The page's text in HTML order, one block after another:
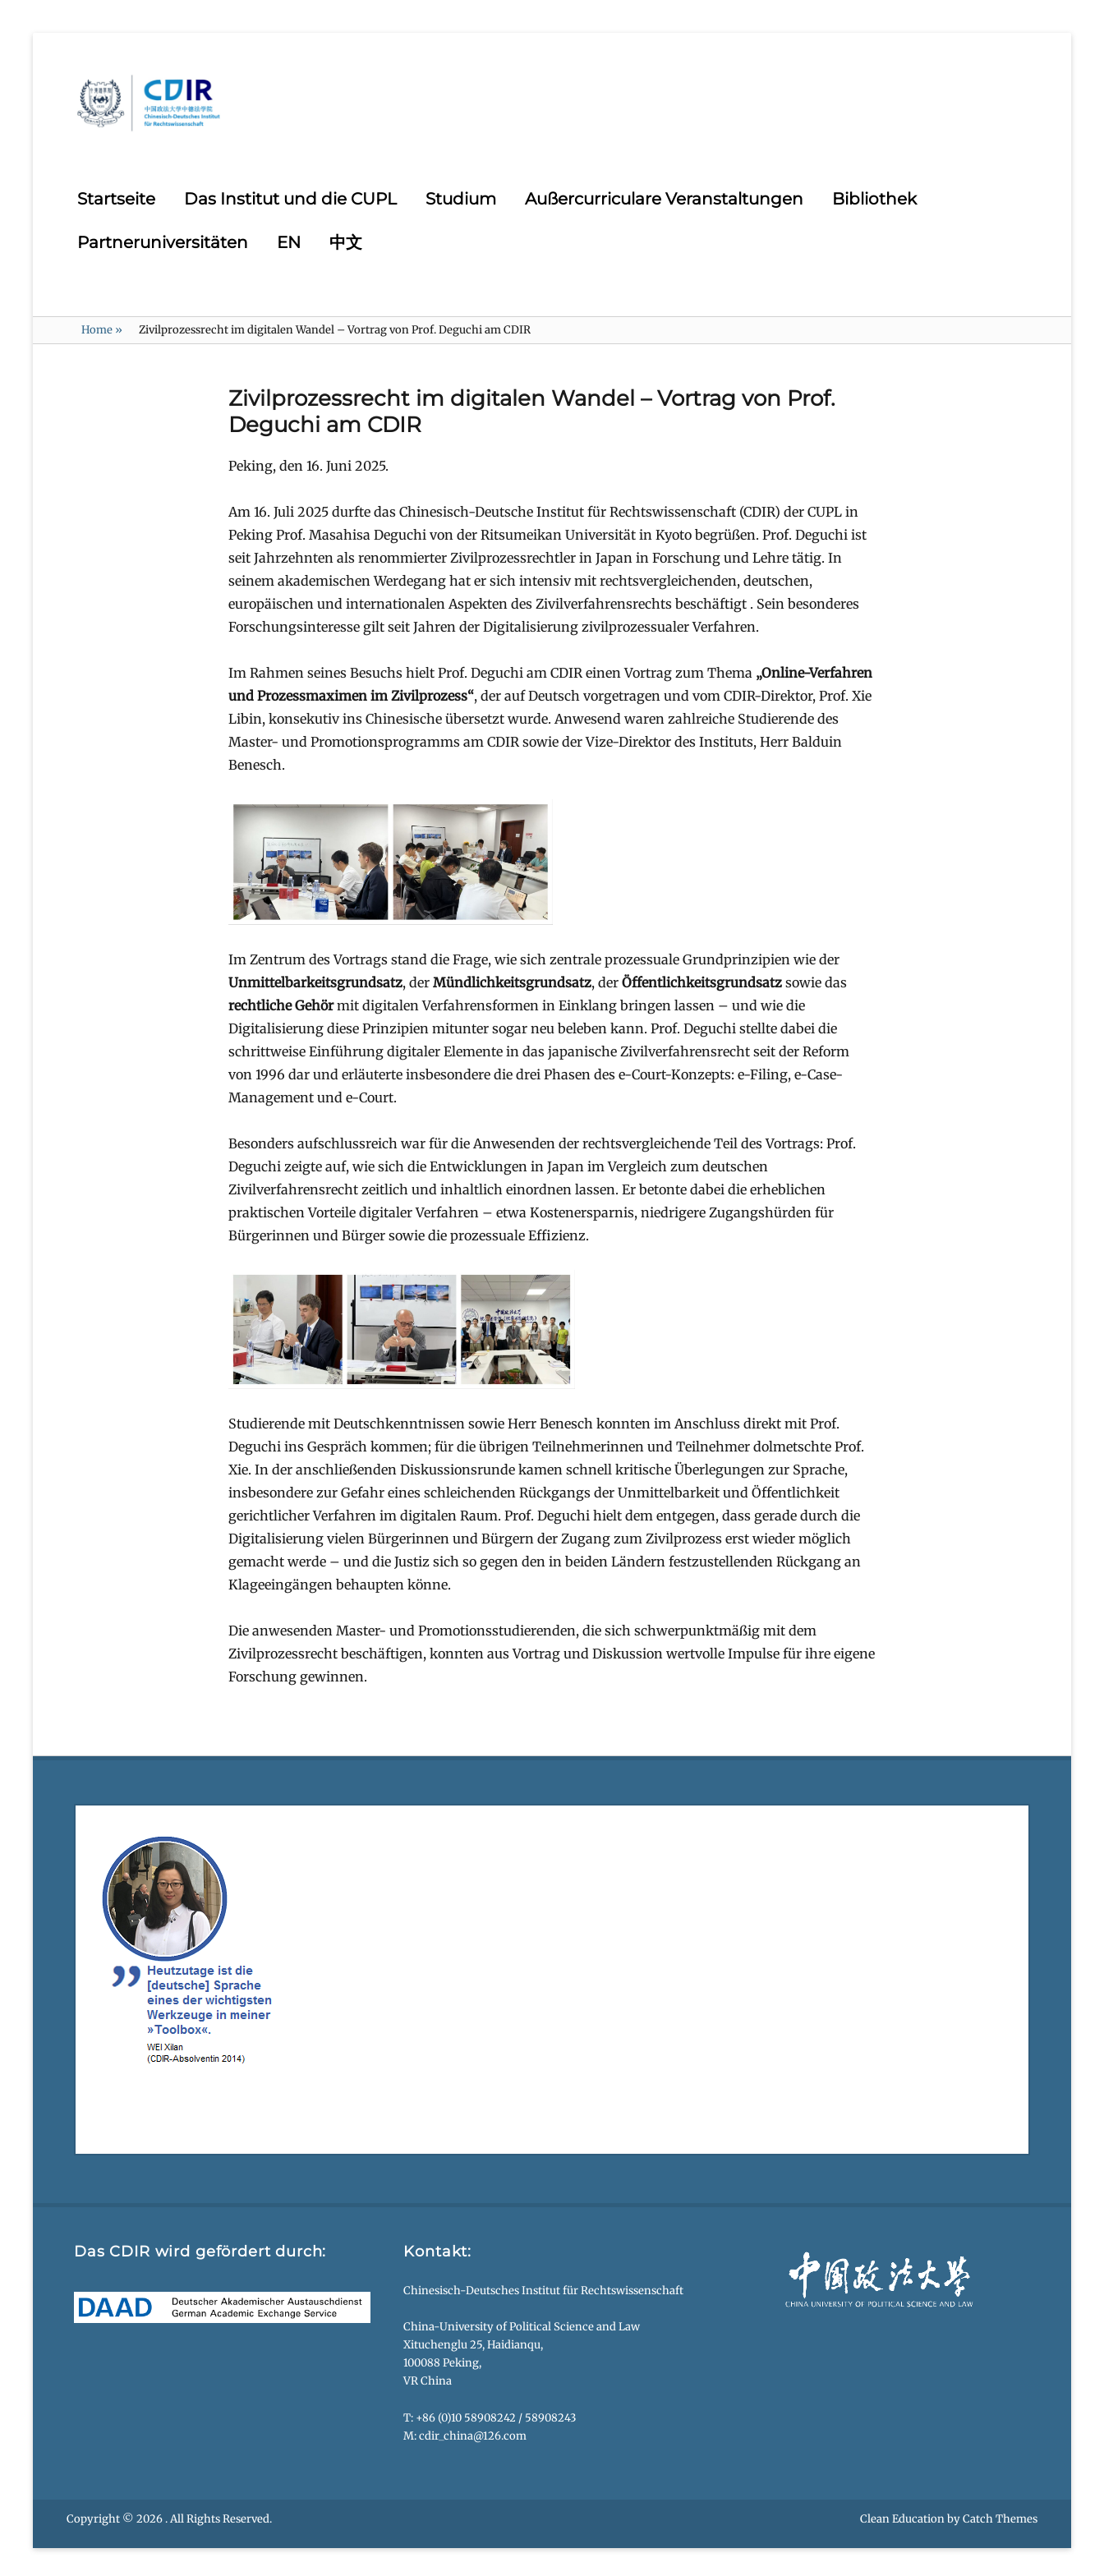
Primary
Startseite Das Institut und die CUPL Studium Außercurriculare Veranstaltungen Bibliothek
Partneruniversitäten EN 中文
Home » Zivilprozessrecht im digitalen Wandel – Vortrag von Prof. Deguchi am CDIR
Zivilprozessrecht im digitalen Wandel – Vortrag von Prof.
Deguchi am CDIR
Peking, den 16. Juni 2025.
Am 16. Juli 2025 durfte das Chinesisch-Deutsche Institut für Rechtswissenschaft (CDIR) der CUPL in
Peking Prof. Masahisa Deguchi von der Ritsumeikan Universität in Kyoto begrüßen. Prof. Deguchi ist
seit Jahrzehnten als renommierter Zivilprozessrechtler in Japan in Forschung und Lehre tätig. In
seinem akademischen Werdegang hat er sich intensiv mit rechtsvergleichenden, deutschen,
europäischen und internationalen Aspekten des Zivilverfahrensrechts beschäftigt . Sein besonderes
Forschungsinteresse gilt seit Jahren der Digitalisierung zivilprozessualer Verfahren.
Im Rahmen seines Besuchs hielt Prof. Deguchi am CDIR einen Vortrag zum Thema „Online-Verfahren
und Prozessmaximen im Zivilprozess“, der auf Deutsch vorgetragen und vom CDIR-Direktor, Prof. Xie
Libin, konsekutiv ins Chinesische übersetzt wurde. Anwesend waren zahlreiche Studierende des
Master- und Promotionsprogramms am CDIR sowie der Vize-Direktor des Instituts, Herr Balduin
Benesch.
Im Zentrum des Vortrags stand die Frage, wie sich zentrale prozessuale Grundprinzipien wie der
Unmittelbarkeitsgrundsatz, der Mündlichkeitsgrundsatz, der Öffentlichkeitsgrundsatz sowie das
rechtliche Gehörmit digitalen Verfahrensformen in Einklang bringen lassen – und wie die
Digitalisierung diese Prinzipien mitunter sogar neu beleben kann. Prof. Deguchi stellte dabei die
schrittweise Einführung digitaler Elemente in das japanische Zivilverfahrensrecht seit der Reform
von 1996 dar und erläuterte insbesondere die drei Phasen des e-Court-Konzepts: e-Filing, e-Case-
Management und e-Court.
Besonders aufschlussreich war für die Anwesenden der rechtsvergleichende Teil des Vortrags: Prof.
Deguchi zeigte auf, wie sich die Entwicklungen in Japan im Vergleich zum deutschen
Zivilverfahrensrecht zeitlich und inhaltlich einordnen lassen. Er betonte dabei die erheblichen
praktischen Vorteile digitaler Verfahren – etwa Kostenersparnis, niedrigere Zugangshürden für
Bürgerinnen und Bürger sowie die prozessuale Effizienz.
Studierende mit Deutschkenntnissen sowie Herr Benesch konnten im Anschluss direkt mit Prof.
Deguchi ins Gespräch kommen; für die übrigen Teilnehmerinnen und Teilnehmer dolmetschte Prof.
Xie. In der anschließenden Diskussionsrunde kamen schnell kritische Überlegungen zur Sprache,
insbesondere zur Gefahr eines schleichenden Rückgangs der Unmittelbarkeit und Öffentlichkeit
gerichtlicher Verfahren im digitalen Raum. Prof. Deguchi hielt dem entgegen, dass gerade durch die
Digitalisierung vielen Bürgerinnen und Bürgern der Zugang zum Zivilprozess erst wieder möglich
gemacht werde – und die Justiz sich so gegen den in beiden Ländern festzustellenden Rückgang an
Klageeingängen behaupten könne.
Die anwesenden Master- und Promotionsstudierenden, die sich schwerpunktmäßig mit dem
Zivilprozessrecht beschäftigen, konnten aus Vortrag und Diskussion wertvolle Impulse für ihre eigene
Forschung gewinnen.
Das CDIR wird gefördert durch: Kontakt:
Chinesisch-Deutsches Institut für Rechtswissenschaft
China-University of Political Science and Law
Xituchenglu 25, Haidianqu,
100088 Peking,
VR China
T: +86 (0)10 58908242 / 58908243
M: cdir_china@126.com
Copyright © 2026. All Rights Reserved. Clean Education byCatch Themes